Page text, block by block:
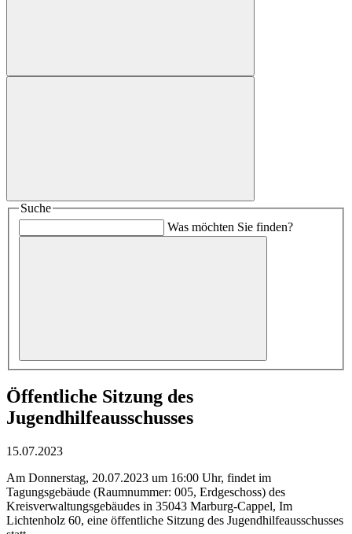
Suche
Was möchten Sie finden?
Öffentliche Sitzung des
Jugendhilfeausschusses
15.07.2023
Am Donnerstag, 20.07.2023 um 16:00 Uhr, findet im
Tagungsgebäude (Raumnummer: 005, Erdgeschoss) des
Kreisverwaltungsgebäudes in 35043 Marburg-Cappel, Im
Lichtenholz 60, eine öffentliche Sitzung des Jugendhilfeausschusses